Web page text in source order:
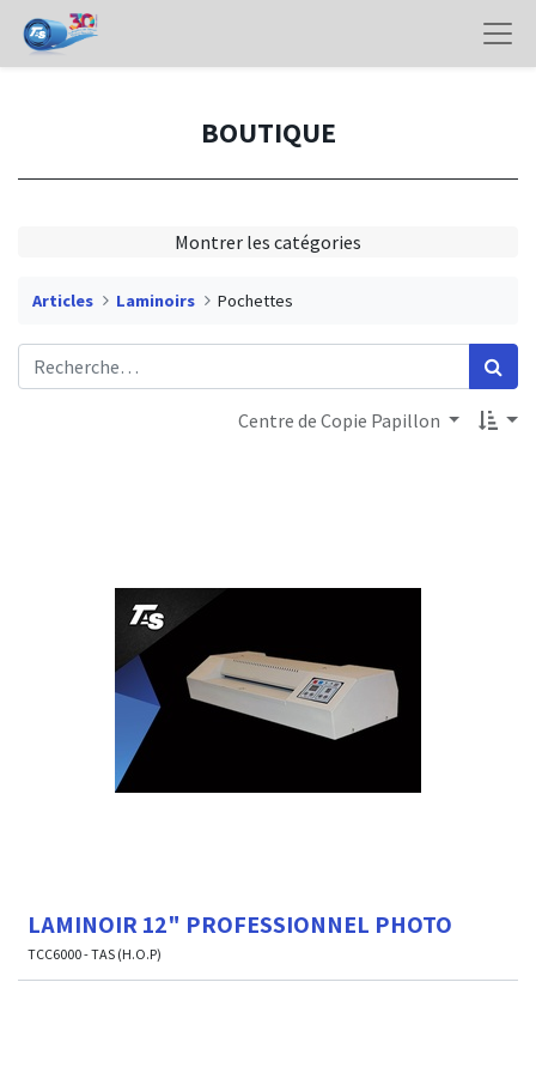
BOUTIQUE
Montrer les catégories
Articles Laminoirs Pochettes
Centre de Copie Papillon
LAMINOIR 12" PROFESSIONNEL PHOTO
TCC6000 - TAS (H.O.P)